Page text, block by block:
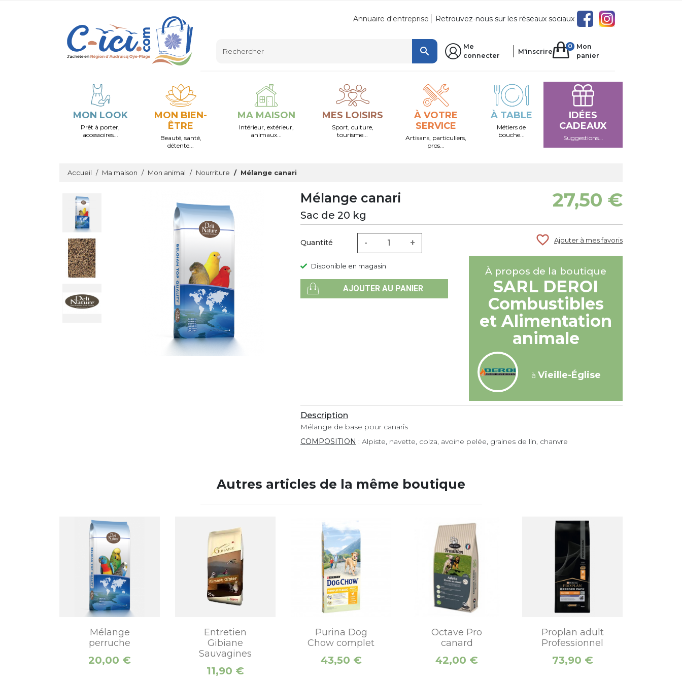
Annuaire d'entreprise Retrouvez-nous sur les réseaux sociaux

Me
connecter
M'inscrire
0
Mon
panier
MON LOOK
Prêt à porter,
accessoires...
MON BIEN-
ÊTRE
Beauté, santé,
détente...
MA MAISON
Intérieur, extérieur,
animaux...
MES LOISIRS
Sport, culture,
tourisme...
À VOTRE
SERVICE
Artisans, particuliers,
pros...
À TABLE
Métiers de
bouche...
IDÉES
CADEAUX
Suggestions...
Accueil Ma maison Mon animal Nourriture Mélange canari
Mélange canari 27,50 €
Sac de 20 kg
Quantité - +
Disponible en magasin
AJOUTER AU PANIER
favorite_border Ajouter à mes favoris
À propos de la boutique
SARL DEROI
Combustibles
et Alimentation
animale
àVieille-Église
Description
Mélange de base pour canaris
COMPOSITION : Alpiste, navette, colza, avoine pelée, graines de lin, chanvre
Autres articles de la même boutique
Mélange
perruche
Prix
20,00 €
Entretien
Gibiane
Sauvagines
Prix
11,90 €
Purina Dog
Chow complet
Prix
43,50 €
Octave Pro
canard
Prix
42,00 €
Proplan adult
Professionnel
Prix
73,90 €